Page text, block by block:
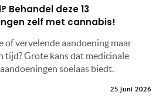
Behandel deze 13
zelf met cannabis!
of vervelende aandoening maar
tijd? Grote kans dat medicinale
soelaas biedt.
25 juni 2026